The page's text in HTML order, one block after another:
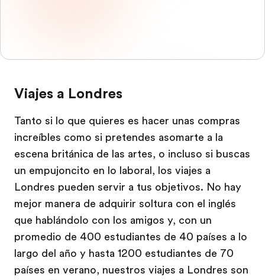
Viajes a Londres
Tanto si lo que quieres es hacer unas compras
increíbles como si pretendes asomarte a la
escena británica de las artes, o incluso si buscas
un empujoncito en lo laboral, los viajes a
Londres pueden servir a tus objetivos. No hay
mejor manera de adquirir soltura con el inglés
que hablándolo con los amigos y, con un
promedio de 400 estudiantes de 40 países a lo
largo del año y hasta 1200 estudiantes de 70
países en verano, nuestros viajes a Londres son